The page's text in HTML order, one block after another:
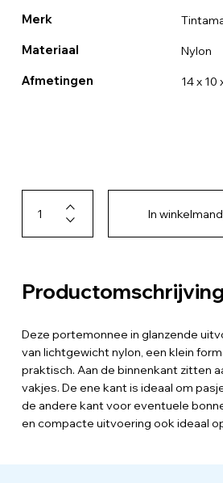
Merk
Materiaal Nylon
Afmetingen 14 x 10
In winkelmand
Productomschrijving
Deze portemonnee in glanzende
van lichtgewicht nylon, een klein
praktisch. Aan de binnenkant zitten
vakjes. De ene kant is ideaal om
de andere kant voor eventuele
en compacte uitvoering ook ideaal